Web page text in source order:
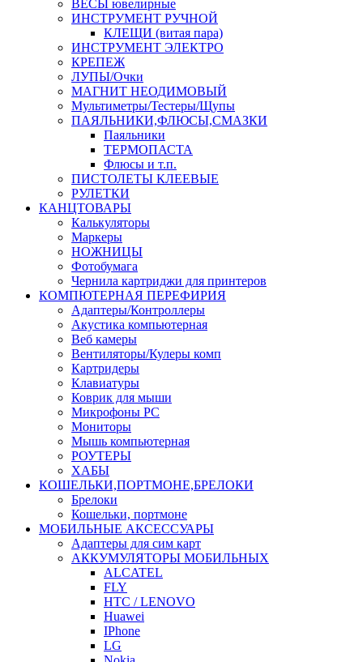
ВЕСЫ ювелирные
ИНСТРУМЕНТ РУЧНОЙ
КЛЕЩИ (витая пара)
ИНСТРУМЕНТ ЭЛЕКТРО
КРЕПЕЖ
ЛУПЫ/Очки
МАГНИТ НЕОДИМОВЫЙ
Мультиметры/Тестеры/Щупы
ПАЯЛЬНИКИ,ФЛЮСЫ,СМАЗКИ
Паяльники
ТЕРМОПАСТА
Флюсы и т.п.
ПИСТОЛЕТЫ КЛЕЕВЫЕ
РУЛЕТКИ
КАНЦТОВАРЫ
Калькуляторы
Маркеры
НОЖНИЦЫ
Фотобумага
Чернила картриджи для принтеров
КОМПЮТЕРНАЯ ПЕРЕФИРИЯ
Адаптеры/Контроллеры
Акустика компьютерная
Веб камеры
Вентиляторы/Кулеры комп
Картридеры
Клавиатуры
Коврик для мыши
Микрофоны PC
Мониторы
Мышь компьютерная
РОУТЕРЫ
ХАБЫ
КОШЕЛЬКИ,ПОРТМОНЕ,БРЕЛОКИ
Брелоки
Кошельки, портмоне
МОБИЛЬНЫЕ АКСЕССУАРЫ
Адаптеры для сим карт
АККУМУЛЯТОРЫ МОБИЛЬНЫХ
ALCATEL
FLY
HTC / LENOVO
Huawei
IPhone
LG